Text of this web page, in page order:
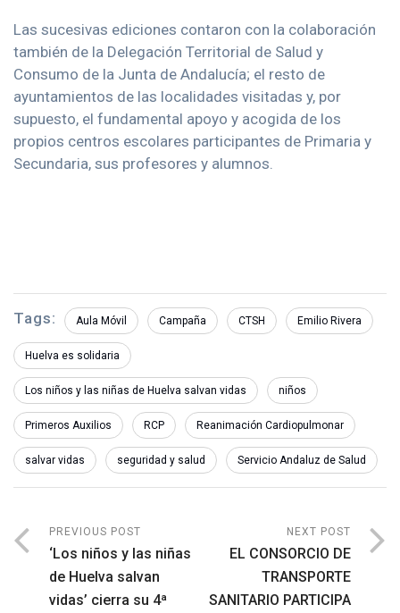
Las sucesivas ediciones contaron con la colaboración
también de la Delegación Territorial de Salud y
Consumo de la Junta de Andalucía; el resto de
ayuntamientos de las localidades visitadas y, por
supuesto, el fundamental apoyo y acogida de los
propios centros escolares participantes de Primaria y
Secundaria, sus profesores y alumnos.
Tags: Aula Móvil Campaña CTSH Emilio Rivera
Huelva es solidaria
Los niños y las niñas de Huelva salvan vidas niños
Primeros Auxilios RCP Reanimación Cardiopulmonar
salvar vidas seguridad y salud Servicio Andaluz de Salud
PREVIOUS POST
‘Los niños y las niñas
de Huelva salvan
vidas’ cierra su 4ª
NEXT POST
EL CONSORCIO DE
TRANSPORTE
SANITARIO PARTICIPA